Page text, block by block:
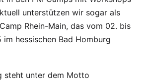
unterstützen wir sogar als
Rhein-Main, das vom 02. bis
im hessischen Bad Homburg
steht unter dem Motto